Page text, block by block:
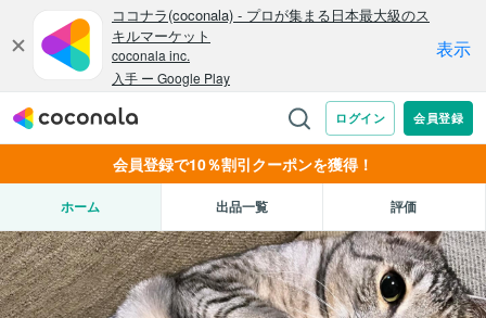
会員登録で10％割引クーポンを獲得！
ホーム 出品一覧 評価